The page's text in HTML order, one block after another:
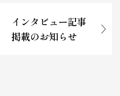
インタビュー記事
掲載のお知らせ